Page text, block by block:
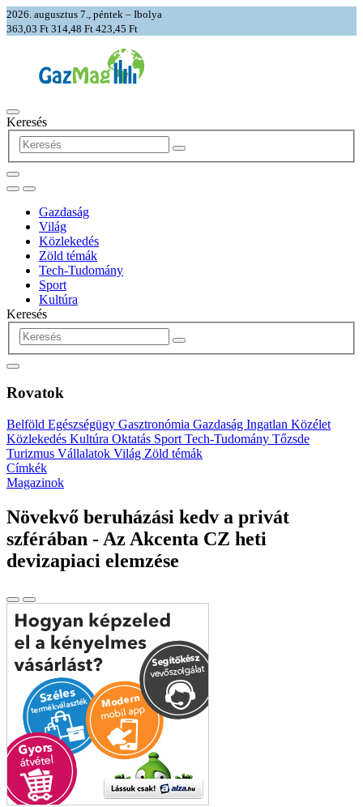
2026. augusztus 7., péntek – Ibolya
363,03 Ft 314,48 Ft 423,45 Ft
Keresés
Gazdaság
Világ
Közlekedés
Zöld témák
Tech-Tudomány
Sport
Kultúra
Keresés
Rovatok
Belföld Egészségügy Gasztronómia Gazdaság Ingatlan Közélet
Közlekedés Kultúra Oktatás Sport Tech-Tudomány Tőzsde
Turizmus Vállalatok Világ Zöld témák
Címkék
Magazinok
Növekvő beruházási kedv a privát
szférában - Az Akcenta CZ heti
devizapiaci elemzése